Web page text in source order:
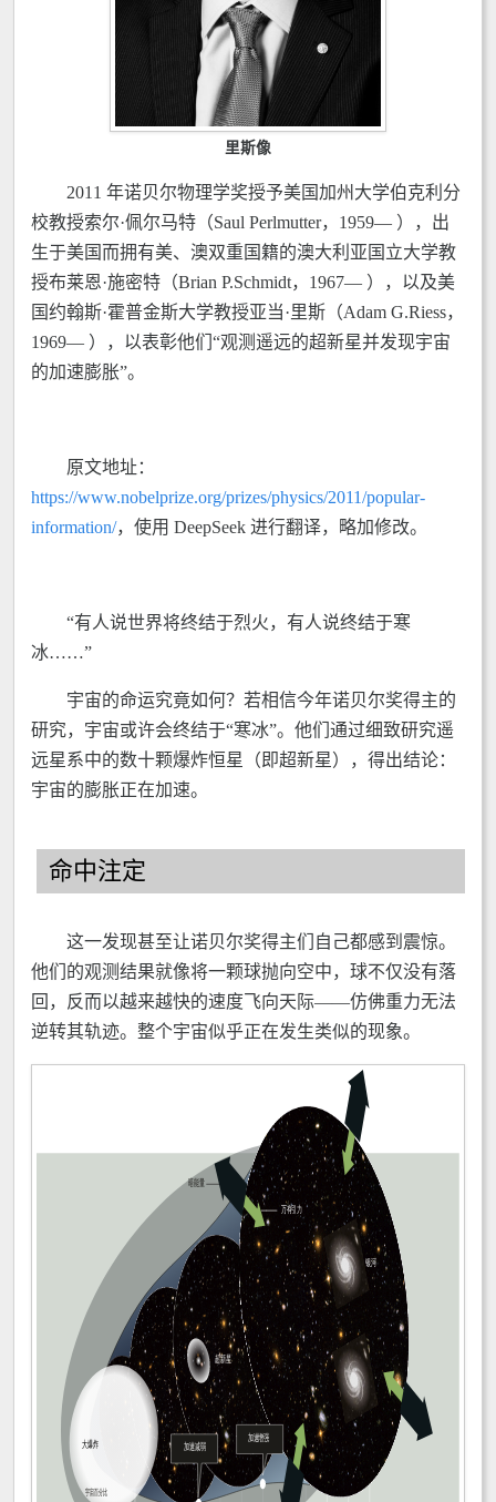
里斯像
2011 年诺贝尔物理学奖授予美国加州大学伯克利分
校教授索尔·佩尔马特（Saul Perlmutter，1959— ），出
生于美国而拥有美、澳双重国籍的澳大利亚国立大学教
授布莱恩·施密特（Brian P.Schmidt，1967— ），以及美
国约翰斯·霍普金斯大学教授亚当·里斯（Adam G.Riess，
1969— ），以表彰他们“观测遥远的超新星并发现宇宙
的加速膨胀”。
原文地址：
https://www.nobelprize.org/prizes/physics/2011/popular-
information/，使用 DeepSeek 进行翻译，略加修改。
“有人说世界将终结于烈火，有人说终结于寒
冰……”
宇宙的命运究竟如何？若相信今年诺贝尔奖得主的
研究，宇宙或许会终结于“寒冰”。他们通过细致研究遥
远星系中的数十颗爆炸恒星（即超新星），得出结论：
宇宙的膨胀正在加速。
命中注定
这一发现甚至让诺贝尔奖得主们自己都感到震惊。
他们的观测结果就像将一颗球抛向空中，球不仅没有落
回，反而以越来越快的速度飞向天际——仿佛重力无法
逆转其轨迹。整个宇宙似乎正在发生类似的现象。